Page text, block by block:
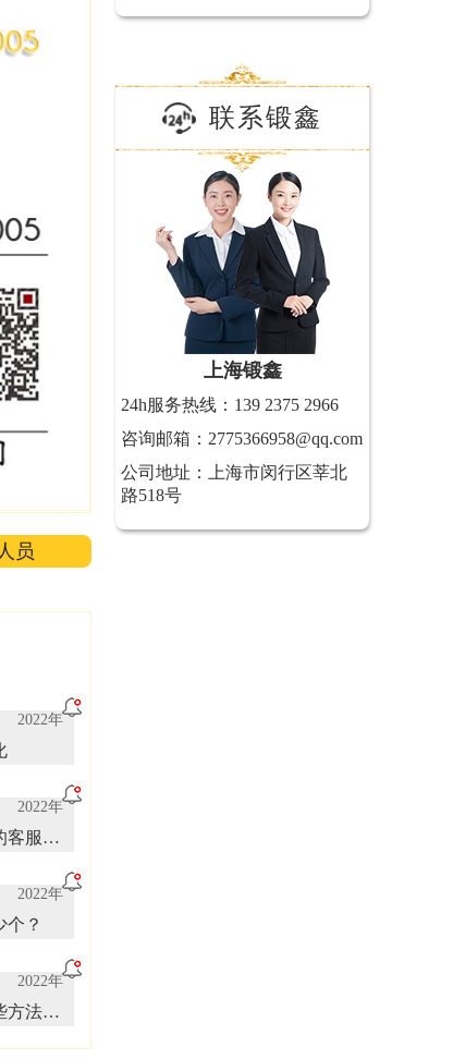
员
2022年
2022年
客服人
2022年
个？
2022年
方法和
联系锻鑫
上海锻鑫
24h服务热线：139 2375 2966
咨询邮箱：2775366958@qq.com
公司地址：上海市闵行区莘北
路518号